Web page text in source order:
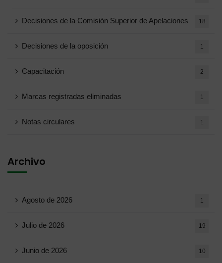
Decisiones de la Comisión Superior de Apelaciones 18
Decisiones de la oposición 1
Capacitación 2
Marcas registradas eliminadas 1
Notas circulares 1
Archivo
Agosto de 2026 1
Julio de 2026 19
Junio ​​de 2026 10